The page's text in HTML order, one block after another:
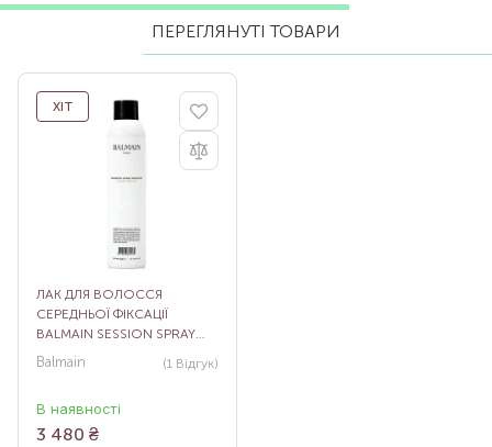
ПЕРЕГЛЯНУТІ ТОВАРИ
ХІТ
ЛАК ДЛЯ ВОЛОССЯ
СЕРЕДНЬОЇ ФІКСАЦІЇ
BALMAIN SESSION SPRAY
MEDIUM, 300 МЛ
Balmain (1 Відгук)
В наявності
3 480 ₴